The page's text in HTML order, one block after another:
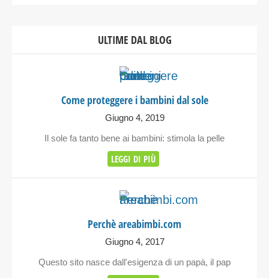
ULTIME DAL BLOG
Come proteggere i bambini dal sole
Giugno 4, 2019
Il sole fa tanto bene ai bambini: stimola la pelle
LEGGI DI PIÙ
Perchè areabimbi.com
Giugno 4, 2017
Questo sito nasce dall'esigenza di un papà, il pap